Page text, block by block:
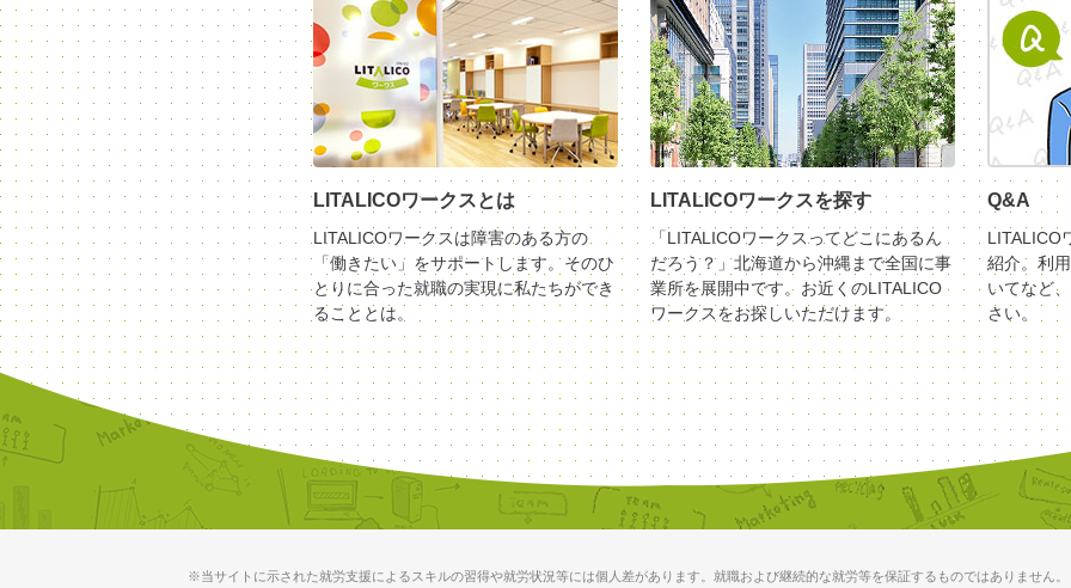
LITALICOワークスとは
LITALICOワークスは障害のある方の
「働きたい」をサポートします。そのひ
とりに合った就職の実現に私たちができ
ることとは。
LITALICOワークスを探す
「LITALICOワークスってどこにあるん
だろう？」北海道から沖縄まで全国に事
業所を展開中です。お近くのLITALICO
ワークスをお探しいただけます。
Q&A
LITALICO
紹介。利
いてなど
さい。
※当サイトに示された就労支援によるスキルの習得や就労状況等には個人差があります。就職および継続的な就労等を保証するものではありません。